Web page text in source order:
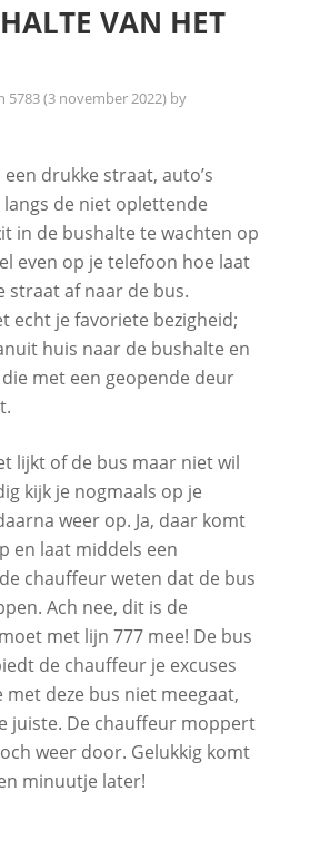
VAN HET
5783 (3 november 2022) by
drukke straat, auto’s
de niet oplettende
in de bushalte te wachten op
even op je telefoon hoe laat
straat af naar de bus.
echt je favoriete bezigheid;
huis naar de bushalte en
met een geopende deur
lijkt of de bus maar niet wil
kijk je nogmaals op je
weer op. Ja, daar komt
en laat middels een
chauffeur weten dat de bus
Ach nee, dit is de
met lijn 777 mee! De bus
de chauffeur je excuses
met deze bus niet meegaat,
juiste. De chauffeur moppert
weer door. Gelukkig komt
minuutje later!